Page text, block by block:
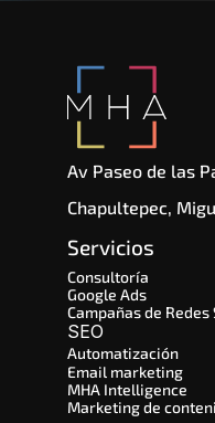
Av Paseo de las
Chapultepec,
Servicios
Consultoría
Google Ads
Campañas de Redes
Automatización
Email marketing
MHA Intelligence
Marketing de